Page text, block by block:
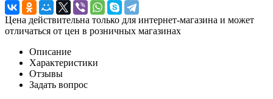
Цена действительна только для интернет-магазина и может
отличаться от цен в розничных магазинах
Описание
Характеристики
Отзывы
Задать вопрос